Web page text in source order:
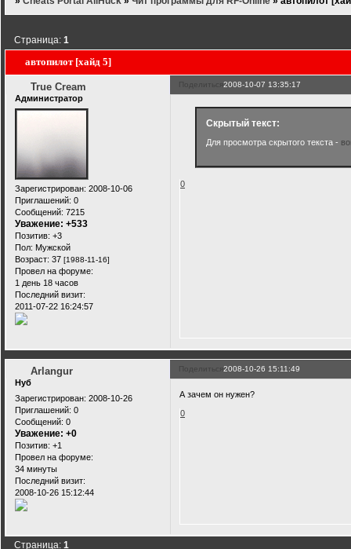
автопилот [хайд 5]
Страница:1
Поделиться2008-10-07 13:35:17
True Cream
Администратор
Зарегистрирован: 2008-10-06
Приглашений: 0
Сообщений: 7215
Уважение: +533
Позитив: +3
Пол: Мужской
Возраст: 37 [1988-11-16]
Провел на форуме:
1 день 18 часов
Последний визит:
2011-07-22 16:24:57
Скрытый текст:
Для просмотра скрытого текста -
0
Поделиться2008-10-26 15:11:49
Arlangur
Нуб
Зарегистрирован: 2008-10-26
Приглашений: 0
Сообщений: 0
Уважение: +0
Позитив: +1
Провел на форуме:
34 минуты
Последний визит:
2008-10-26 15:12:44
А зачем он нужен?
0
Страница:1